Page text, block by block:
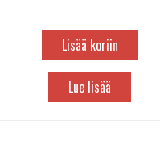
Lisää koriin
Lue lisää